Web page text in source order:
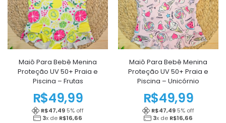
Maiô Para Bebê Menina
Proteção UV 50+ Praia e
Piscina – Frutas
R$49,99
R$47,49 5% off
3x de R$16,66
Maiô Para Bebê Menina
Proteção UV 50+ Praia e
Piscina – Unicórnio
R$49,99
R$47,49 5% off
3x de R$16,66